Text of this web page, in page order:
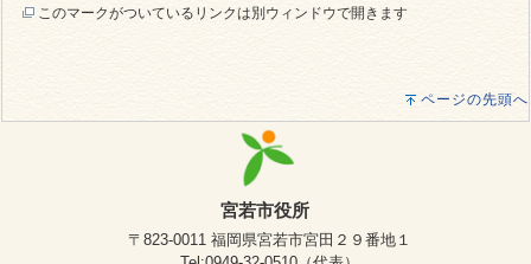
このマークがついているリンクは別ウィンドウで開きます
ページの先頭へ
宮若市役所
〒823-0011 福岡県宮若市宮田２９番地１